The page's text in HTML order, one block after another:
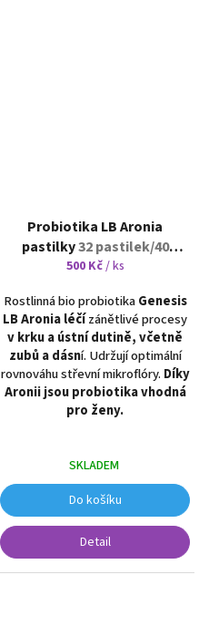
Probiotika LB Aronia
pastilky32 pastilek/40
miliard živých
500 Kč/ ks
Rostlinná bio probiotikaGenesis
LB Aronia léčízánětlivé procesy
v krku a ústní dutině, včetně
zubů a dásní. Udržují optimální
rovnováhu střevní mikroflóry. Díky
Aronii jsou probiotika vhodná
pro ženy.
SKLADEM
Do košíku
Detail